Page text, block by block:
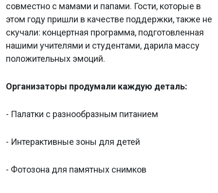
совместно с мамами и папами. Гости, которые в
этом году пришли в качестве поддержки, также не
скучали: концертная программа, подготовленная
нашими учителями и студентами, дарила массу
положительных эмоций.
Организаторы продумали каждую деталь:
- Палатки с разнообразным питанием
- Интерактивные зоны для детей
- Фотозона для памятных снимков